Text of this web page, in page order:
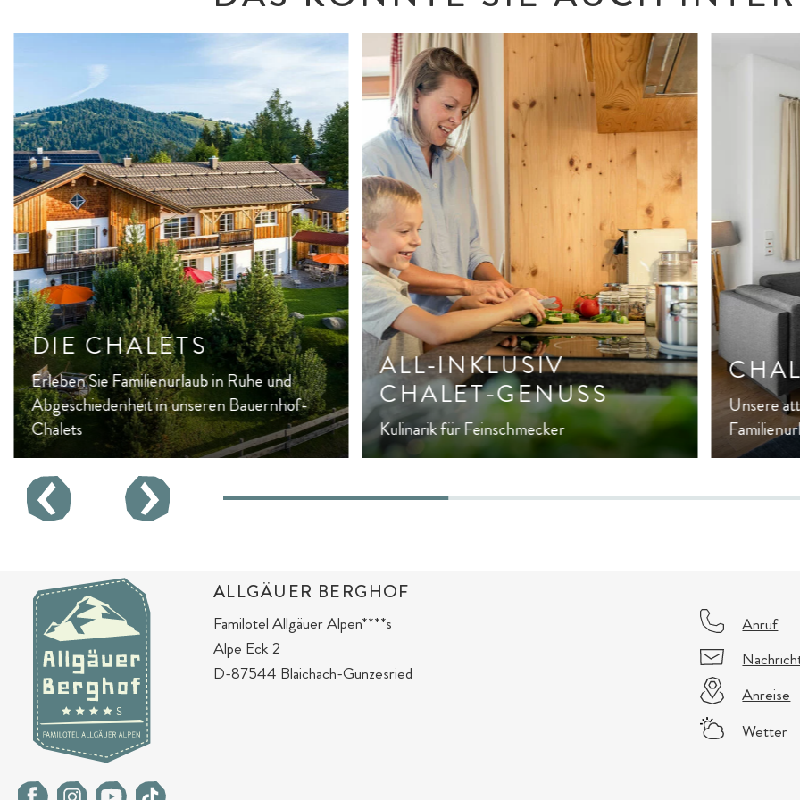
DIE CHALETS
Erleben Sie Familienurlaub in Ruhe und
Abgeschiedenheit in unseren Bauernhof-
Chalets
ALL-INKLUSIV
CHALET-GENUSS
Kulinarik für Feinschmecker
Unsere
ALLGÄUER BERGHOF
Familotel Allgäuer Alpen****s
Alpe Eck 2
D-87544 Blaichach-Gunzesried
Anruf
Anreise
Wetter